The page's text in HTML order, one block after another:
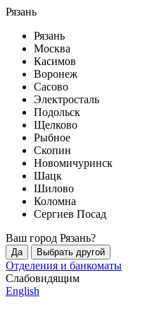
Рязань
Рязань
Москва
Касимов
Воронеж
Сасово
Электросталь
Подольск
Щелково
Рыбное
Скопин
Новомичуринск
Шацк
Шилово
Коломна
Сергиев Посад
Ваш город Рязань?
Да Выбрать другой
Отделения и банкоматы
Слабовидящим
English